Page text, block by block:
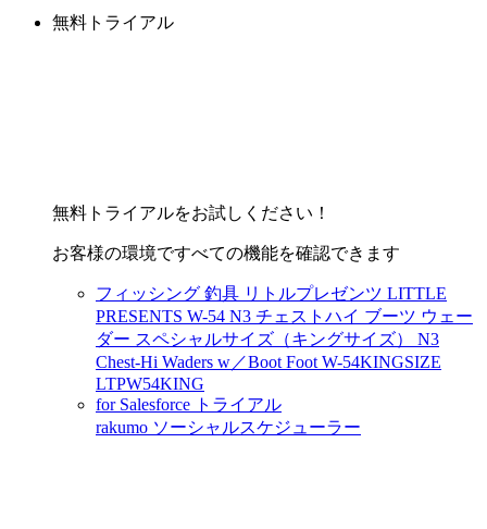
無料トライアル
無料トライアルをお試しください！
お客様の環境ですべての機能を確認できます
フィッシング 釣具 リトルプレゼンツ LITTLE
PRESENTS W-54 N3 チェストハイ ブーツ ウェー
ダー スペシャルサイズ（キングサイズ） N3
Chest-Hi Waders w／Boot Foot W-54KINGSIZE
LTPW54KING
for Salesforce トライアル
rakumo ソーシャルスケジューラー